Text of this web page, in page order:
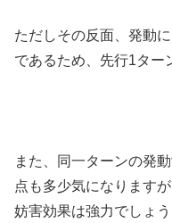
ただしその反面、発動
であるため、先行1ター
また、同一ターンの発
点も多少気になります
妨害効果は強力でしょう